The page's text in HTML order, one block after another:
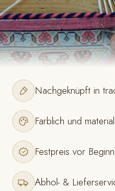
Nachgeknüpft in
Farblich und
Festpreis vor
Abhol- &